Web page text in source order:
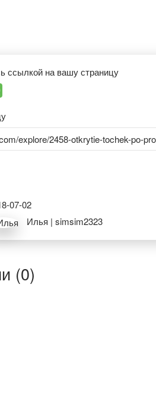
ссылкой на вашу страницу
explore/2458-otkrytie-tochek-po-
07-02
Илья | simsim2323
(0)